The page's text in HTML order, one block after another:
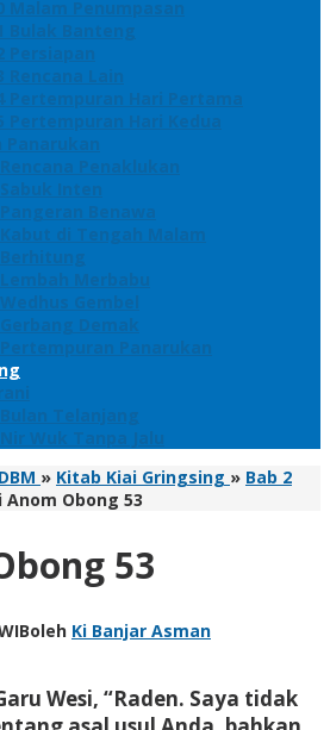
Malam Penumpasan
Bulak Banteng
Persiapan
Rencana Lain
Pertempuran Hari Pertama
Pertempuran Hari Kedua
Panarukan
Penaklukan
Inten
Benawa
di Tengah Malam
Merbabu
Gembel
Demak
Panarukan
Telanjang
Wuk Tanpa Jalu
» Kitab Kiai Gringsing » Bab 2
Anom Obong 53
53
oleh Ki Banjar Asman
Wesi, “Raden. Saya tidak